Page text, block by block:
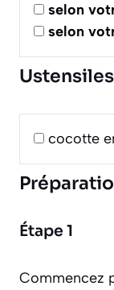
selon
selon
Ustensiles
cocotte
Étape 1
Commencez